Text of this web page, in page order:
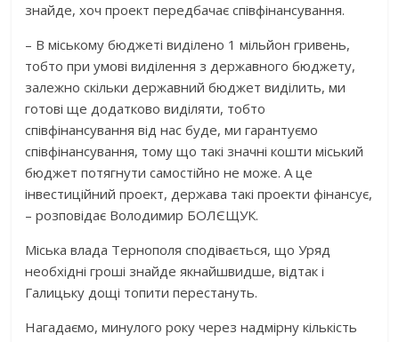
знайде, хоч проект передбачає співфінансування.
– В міському бюджеті виділено 1 мільйон гривень,
тобто при умові виділення з державного бюджету,
залежно скільки державний бюджет виділить, ми
готові ще додатково виділяти, тобто
співфінансування від нас буде, ми гарантуємо
співфінансування, тому що такі значні кошти міський
бюджет потягнути самостійно не може. А це
інвестиційний проект, держава такі проекти фінансує,
– розповідає Володимир БОЛЄЩУК.
Міська влада Тернополя сподівається, що Уряд
необхідні гроші знайде якнайшвидше, відтак і
Галицьку дощі топити перестануть.
Нагадаємо, минулого року через надмірну кількість